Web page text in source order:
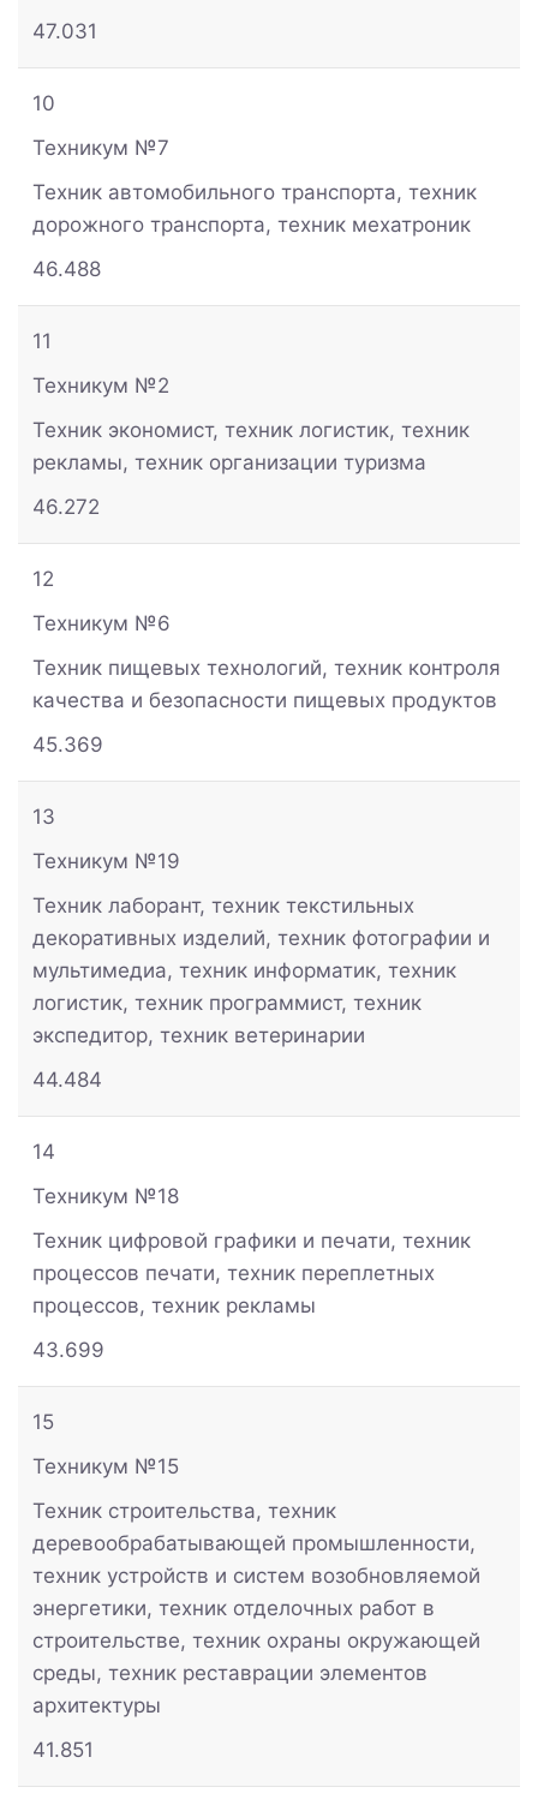
47.031
10
Техникум №7
Техник автомобильного транспорта, техник
дорожного транспорта, техник мехатроник
46.488
11
Техникум №2
Техник экономист, техник логистик, техник
рекламы, техник организации туризма
46.272
12
Техникум №6
Техник пищевых технологий, техник контроля
качества и безопасности пищевых продуктов
45.369
13
Техникум №19
Техник лаборант, техник текстильных
декоративных изделий, техник фотографии и
мультимедиа, техник информатик, техник
логистик, техник программист, техник
экспедитор, техник ветеринарии
44.484
14
Техникум №18
Техник цифровой графики и печати, техник
процессов печати, техник переплетных
процессов, техник рекламы
43.699
15
Техникум №15
Техник строительства, техник
деревообрабатывающей промышленности,
техник устройств и систем возобновляемой
энергетики, техник отделочных работ в
строительстве, техник охраны окружающей
среды, техник реставрации элементов
архитектуры
41.851